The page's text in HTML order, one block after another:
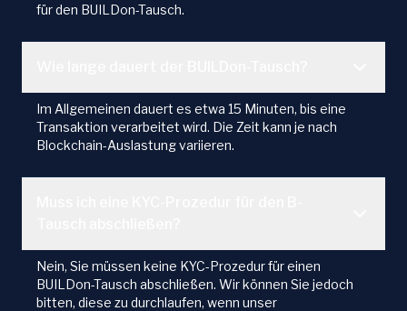
für den BUILDon-Tausch.
Im Allgemeinen dauert es etwa 15 Minuten, bis eine
Transaktion verarbeitet wird. Die Zeit kann je nach
Blockchain-Auslastung variieren.
Nein, Sie müssen keine KYC-Prozedur für einen
BUILDon-Tausch abschließen. Wir können Sie jedoch
bitten, diese zu durchlaufen, wenn unser